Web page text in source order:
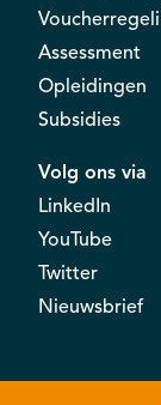
Assessment
Opleidingen
Subsidies
Volg ons via
LinkedIn
YouTube
Twitter
Nieuwsbrief